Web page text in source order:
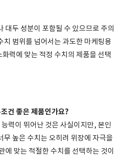
대두 성분이 포함될 수 있으므로 주의
치 범위를 넘어서는 과도한 마케팅용
력에 맞는 적정 수치의 제품을 선택
건 좋은 제품인가요?
력이 뛰어난 것은 사실이지만, 본인
무 높은 수치는 오히려 위장에 자극을
에 맞는 적절한 수치를 선택하는 것이